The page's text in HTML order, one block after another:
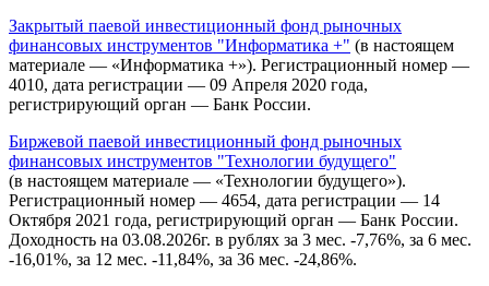
Закрытый паевой инвестиционный фонд рыночных
финансовых инструментов "Информатика +" (в настоящем
материале — «Информатика +»). Регистрационный номер —
4010, дата регистрации — 09 Апреля 2020 года,
регистрирующий орган — Банк России.
Биржевой паевой инвестиционный фонд рыночных
финансовых инструментов "Технологии будущего"
(в настоящем материале — «Технологии будущего»).
Регистрационный номер — 4654, дата регистрации — 14
Октября 2021 года, регистрирующий орган — Банк России.
Доходность на 03.08.2026г. в рублях за 3 мес. -7,76%, за 6 мес.
-16,01%, за 12 мес. -11,84%, за 36 мес. -24,86%.